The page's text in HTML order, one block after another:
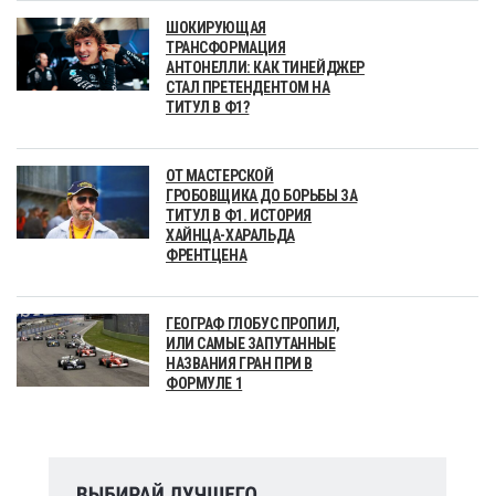
ШОКИРУЮЩАЯ
ТРАНСФОРМАЦИЯ
АНТОНЕЛЛИ: КАК ТИНЕЙДЖЕР
СТАЛ ПРЕТЕНДЕНТОМ НА
ТИТУЛ В Ф1?
ОТ МАСТЕРСКОЙ
ГРОБОВЩИКА ДО БОРЬБЫ ЗА
ТИТУЛ В Ф1. ИСТОРИЯ
ХАЙНЦА-ХАРАЛЬДА
ФРЕНТЦЕНА
ГЕОГРАФ ГЛОБУС ПРОПИЛ,
ИЛИ САМЫЕ ЗАПУТАННЫЕ
НАЗВАНИЯ ГРАН ПРИ В
ФОРМУЛЕ 1